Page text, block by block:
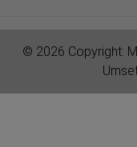
© 2026 Copyright: